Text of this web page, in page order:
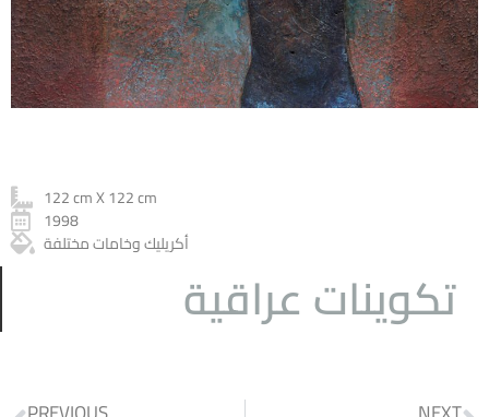
122 cm X 122 cm
1998
أكريليك وخامات مختلفة
تكوينات عراقية